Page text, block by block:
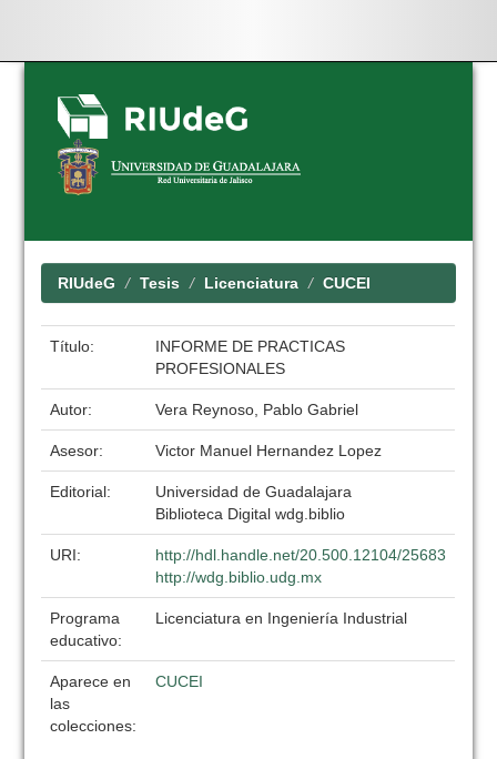
Skip
navigation
RIUdeG Tesis Licenciatura CUCEI
Título:
INFORME DE PRACTICAS
PROFESIONALES
Autor: Vera Reynoso, Pablo Gabriel
Asesor: Victor Manuel Hernandez Lopez
Editorial:
Universidad de Guadalajara
Biblioteca Digital wdg.biblio
URI:
http://hdl.handle.net/20.500.12104/25683
http://wdg.biblio.udg.mx
Programa
educativo:
Licenciatura en Ingeniería Industrial
Aparece en
las
colecciones:
CUCEI